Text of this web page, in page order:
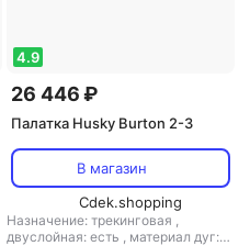
4.9
26 446 ₽
Палатка Husky Burton 2-3
В магазин
Cdek.shopping
Назначение: трекинговая ,
двуслойная: есть , материал дуг: